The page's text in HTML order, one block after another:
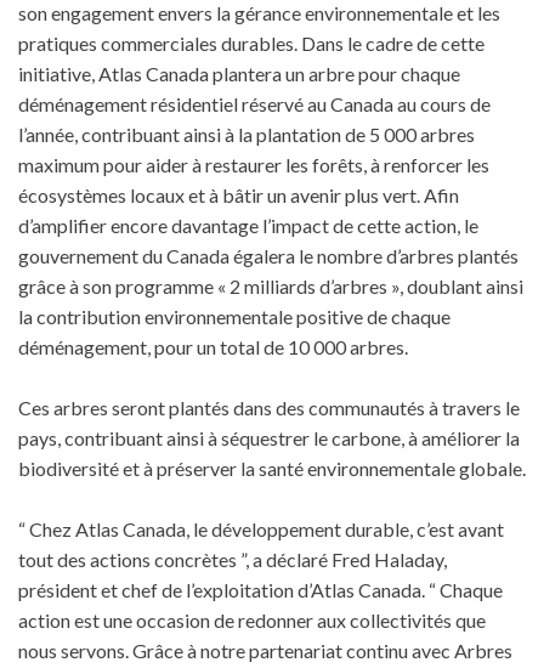
son engagement envers la gérance environnementale et les
pratiques commerciales durables. Dans le cadre de cette
initiative, Atlas Canada plantera un arbre pour chaque
déménagement résidentiel réservé au Canada au cours de
l’année, contribuant ainsi à la plantation de 5 000 arbres
maximum pour aider à restaurer les forêts, à renforcer les
écosystèmes locaux et à bâtir un avenir plus vert. Afin
d’amplifier encore davantage l’impact de cette action, le
gouvernement du Canada égalera le nombre d’arbres plantés
grâce à son programme « 2 milliards d’arbres », doublant ainsi
la contribution environnementale positive de chaque
déménagement, pour un total de 10 000 arbres.
Ces arbres seront plantés dans des communautés à travers le
pays, contribuant ainsi à séquestrer le carbone, à améliorer la
biodiversité et à préserver la santé environnementale globale.
“ Chez Atlas Canada, le développement durable, c’est avant
tout des actions concrètes ”, a déclaré Fred Haladay,
président et chef de l’exploitation d’Atlas Canada. “ Chaque
action est une occasion de redonner aux collectivités que
nous servons. Grâce à notre partenariat continu avec Arbres